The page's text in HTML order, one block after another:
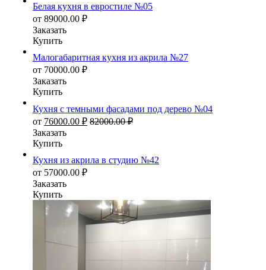
Белая кухня в евростиле №05
от 89000.00 ₽
Заказать
Купить
Малогабаритная кухня из акрила №27
от 70000.00 ₽
Заказать
Купить
Кухня с темными фасадами под дерево №04
от 76000.00 ₽ 82000.00₽
Заказать
Купить
Кухня из акрила в студию №42
от 57000.00 ₽
Заказать
Купить